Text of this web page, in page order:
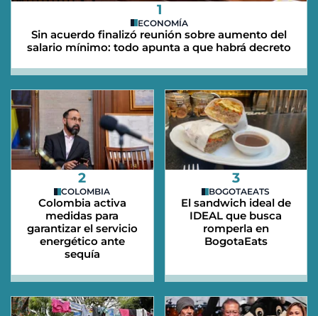
1
ECONOMÍA
Sin acuerdo finalizó reunión sobre aumento del
salario mínimo: todo apunta a que habrá decreto
2
COLOMBIA
Colombia activa
medidas para
garantizar el servicio
energético ante
sequía
3
BOGOTAEATS
El sandwich ideal de
IDEAL que busca
romperla en
BogotaEats